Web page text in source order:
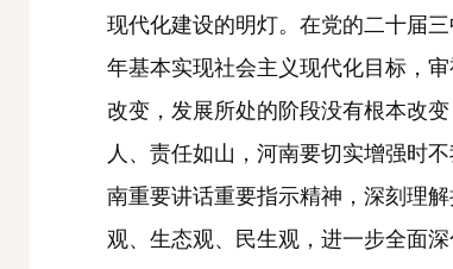
现代化建设的明灯。在党的二十届
年基本实现社会主义现代化目标，
改变，发展所处的阶段没有根本改
人、责任如山，河南要切实增强时
南重要讲话重要指示精神，深刻理
观、生态观、民生观，进一步全面